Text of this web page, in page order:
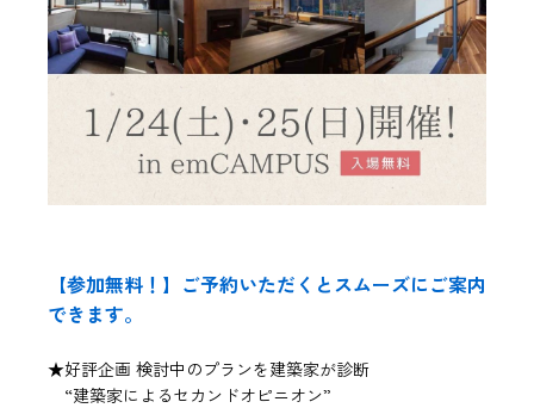
【参加無料！】ご予約いただくとスムーズにご案内
できます。
★好評企画 検討中のプランを建築家が診断
“建築家によるセカンドオピニオン”